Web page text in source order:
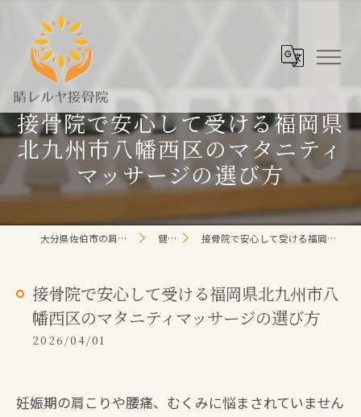
接骨院で安心して受ける福岡県
北九州市八幡西区のマタニティ
マッサージの選び方
大分県佐伯市の肩こり/頭痛/腰痛 なら晴レルヤ整体院 健康コラム 接骨院で安心して受ける福岡県北九州市八幡西区のマタニティマッサージの選び方
接骨院で安心して受ける福岡県北九州市八
幡西区のマタニティマッサージの選び方
2026/04/01
妊娠期の肩こりや腰痛、むくみに悩まされていません